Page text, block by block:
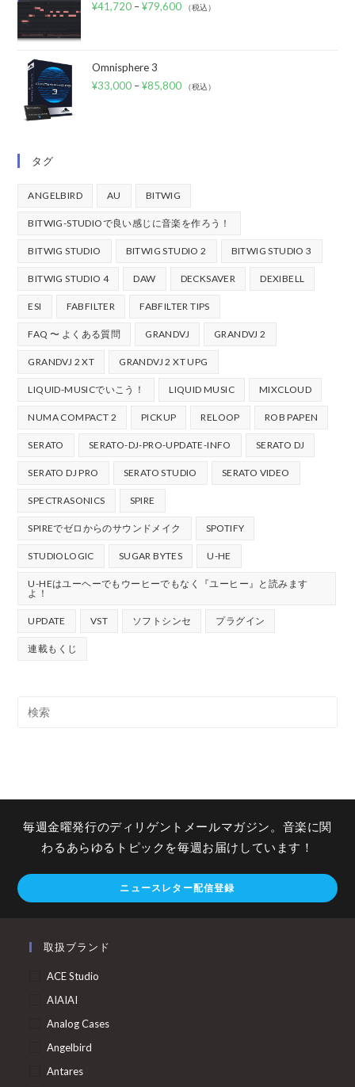
¥41,720 –¥79,600 （税込）
Omnisphere 3
¥33,000 –¥85,800 （税込）
タグ
ANGELBIRD AU BITWIG
BITWIG-STUDIOで良い感じに音楽を作ろう！
BITWIG STUDIO BITWIG STUDIO 2 BITWIG STUDIO 3
BITWIG STUDIO 4 DAW DECKSAVER DEXIBELL
ESI FABFILTER FABFILTER TIPS
FAQ 〜 よくある質問 GRANDVJ GRANDVJ 2
GRANDVJ 2 XT GRANDVJ 2 XT UPG
LIQUID-MUSICでいこう！ LIQUID MUSIC MIXCLOUD
NUMA COMPACT 2 PICKUP RELOOP ROB PAPEN
SERATO SERATO-DJ-PRO-UPDATE-INFO SERATO DJ
SERATO DJ PRO SERATO STUDIO SERATO VIDEO
SPECTRASONICS SPIRE
SPIREでゼロからのサウンドメイク SPOTIFY
STUDIOLOGIC SUGAR BYTES U-HE
U-HEはユーヘーでもウーヒーでもなく『ユーヒー』と読みます
よ！
UPDATE VST ソフトシンセ プラグイン
連載もくじ
毎週金曜発行のディリゲントメールマガジン。音楽に関
わるあらゆるトピックを毎週お届けしています！
ニュースレター配信登録
取扱ブランド
ACE Studio
AIAIAI
Analog Cases
Angelbird
Antares